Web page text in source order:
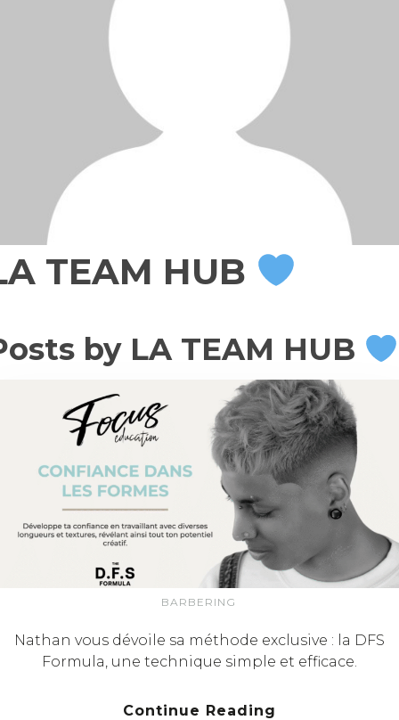
TEAM HUB
by LA TEAM HUB
BARBERING
Nathan vous dévoile sa méthode exclusive : la DFS
Formula, une technique simple et efficace.
Continue Reading